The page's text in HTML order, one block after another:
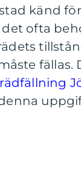
känd
ofta
fällas.